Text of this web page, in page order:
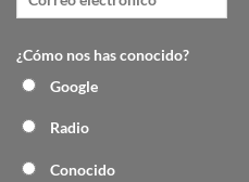
¿Cómo nos has conocido?
Google
Radio
Conocido